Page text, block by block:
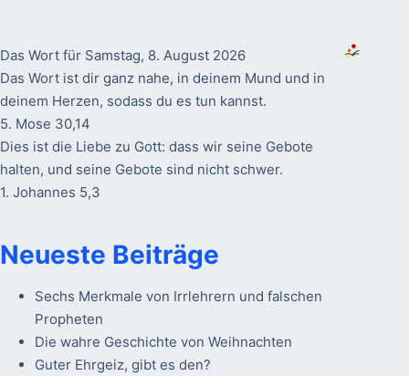
Das Wort für Samstag, 8. August 2026
Das Wort ist dir ganz nahe, in deinem Mund und in
deinem Herzen, sodass du es tun kannst.
5. Mose 30,14
Dies ist die Liebe zu Gott: dass wir seine Gebote
halten, und seine Gebote sind nicht schwer.
1. Johannes 5,3
Neueste Beiträge
Sechs Merkmale von Irrlehrern und falschen
Propheten
Die wahre Geschichte von Weihnachten
Guter Ehrgeiz, gibt es den?